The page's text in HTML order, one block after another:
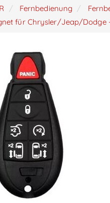
Fernbedienung
für Chrysler/Jeap/Dodge